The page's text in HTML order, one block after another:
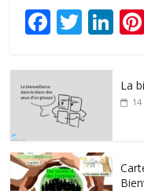
F
ac
e
b
o
o
k
T
w
itt
er
Li
n
e
La